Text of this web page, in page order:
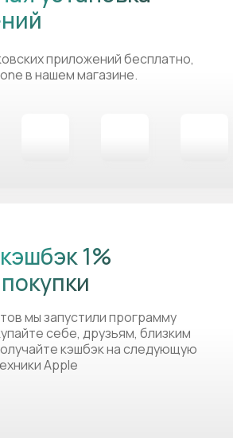
приложений бесплатно,
в нашем магазине.
мы запустили программу
себе, друзьям, близким
кэшбэк на следующую
Apple
1%